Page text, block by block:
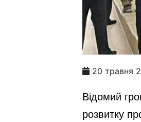
20 травня
Відомий
розвитку